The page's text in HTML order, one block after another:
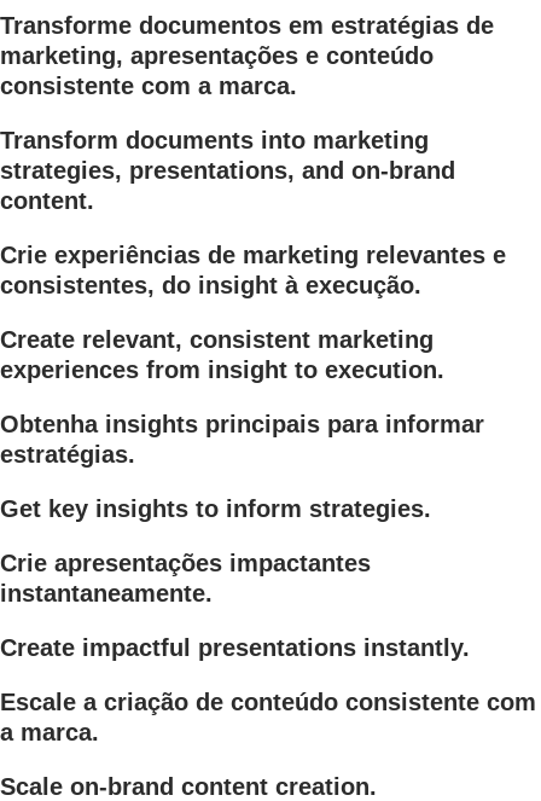
Transforme documentos em estratégias de
marketing, apresentações e conteúdo
consistente com a marca.
Transform documents into marketing
strategies, presentations, and on-brand
content.
Crie experiências de marketing relevantes e
consistentes, do insight à execução.
Create relevant, consistent marketing
experiences from insight to execution.
Obtenha insights principais para informar
estratégias.
Get key insights to inform strategies.
Crie apresentações impactantes
instantaneamente.
Create impactful presentations instantly.
Escale a criação de conteúdo consistente com
a marca.
Scale on-brand content creation.